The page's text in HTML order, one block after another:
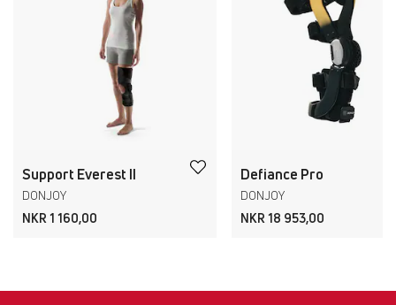
Support Everest II
DONJOY
NKR 1 160,00
Defiance Pro
DONJOY
NKR 18 953,00